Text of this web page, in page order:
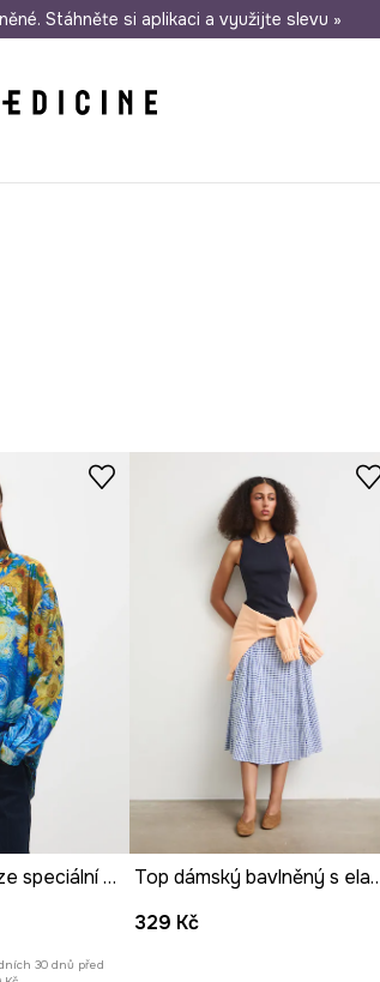
Odeslání i do 24 hodin 30 dní
Stáhněte si aplikaci a využijte slevu »
Košile dámská ze speciální kolekce Eviva L'arte
30 dnů před
Top dámský
329 Kč